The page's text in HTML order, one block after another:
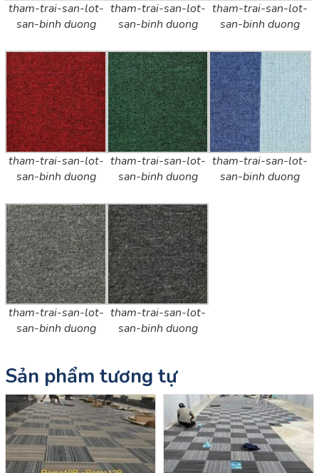
tham-trai-san-lot-
san-binh duong
tham-trai-san-lot-
san-binh duong
tham-trai-san-lot-
san-binh duong
tham-trai-san-lot-
san-binh duong
tham-trai-san-lot-
san-binh duong
tham-trai-san-lot-
san-binh duong
tham-trai-san-lot-
san-binh duong
tham-trai-san-lot-
san-binh duong
Sản phẩm tương tự